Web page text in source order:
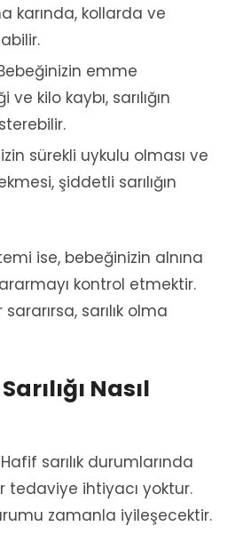
karında, kollarda ve
emme
kilo kaybı, sarılığın
sürekli uykulu olması ve
şiddetli sarılığın
ise, bebeğinizin alnına
kontrol etmektir.
sararırsa, sarılık olma
Nasıl
sarılık durumlarında
tedaviye ihtiyacı yoktur.
zamanla iyileşecektir.